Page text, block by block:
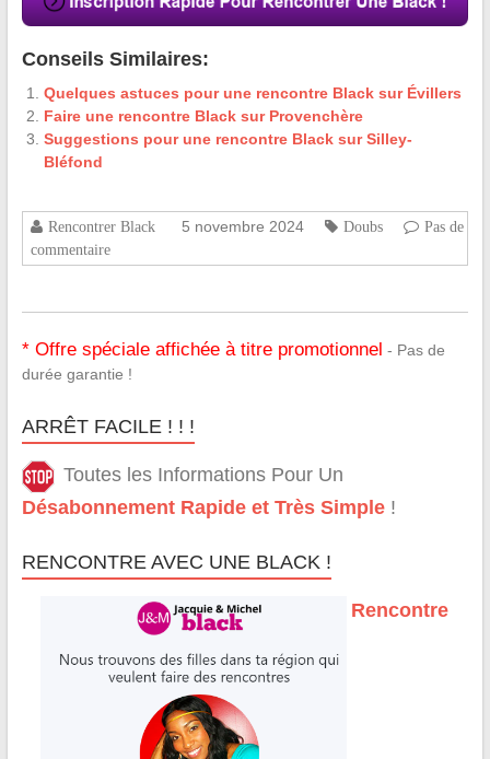
Conseils Similaires:
Quelques astuces pour une rencontre Black sur Évillers
Faire une rencontre Black sur Provenchère
Suggestions pour une rencontre Black sur Silley-
Bléfond
Rencontrer Black 5 novembre 2024 Doubs
Pas de
commentaire
* Offre spéciale affichée à titre promotionnel - Pas de
durée garantie !
ARRÊT FACILE ! ! !
Toutes les Informations Pour Un
Désabonnement Rapide et Très Simple!
RENCONTRE AVEC UNE BLACK !
Rencontre